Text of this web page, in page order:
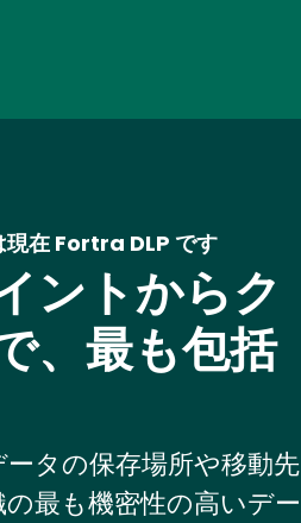
在 Fortra DLP です
ントからク
、最も包括
タの保存場所や移動先
最も機密性の高いデー